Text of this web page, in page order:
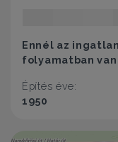
Ennél az
folyamatban van
Építés éve:
1950